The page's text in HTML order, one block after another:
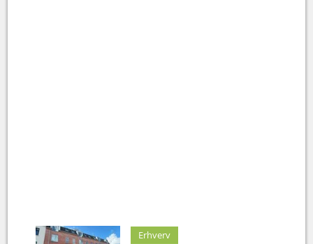
Erhverv